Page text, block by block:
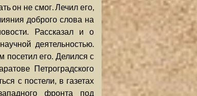
он не смог. Лечил его,
доброго слова на
Рассказал и о
деятельностью.
посетил его. Делился с
Петроградского
с постели, в газетах
фронта под